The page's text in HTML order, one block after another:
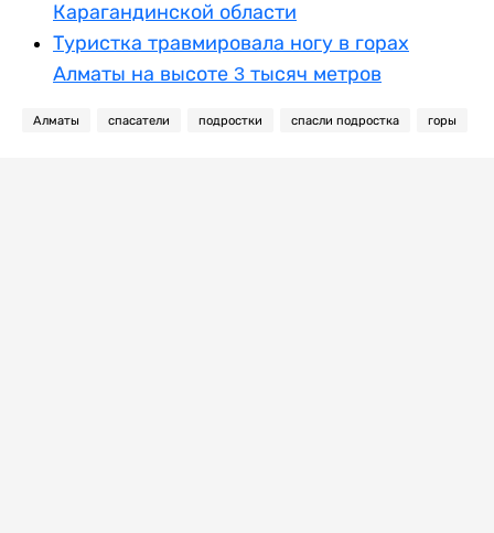
Карагандинской области
Туристка травмировала ногу в горах
Алматы на высоте 3 тысяч метров
Алматы спасатели подростки спасли подростка горы